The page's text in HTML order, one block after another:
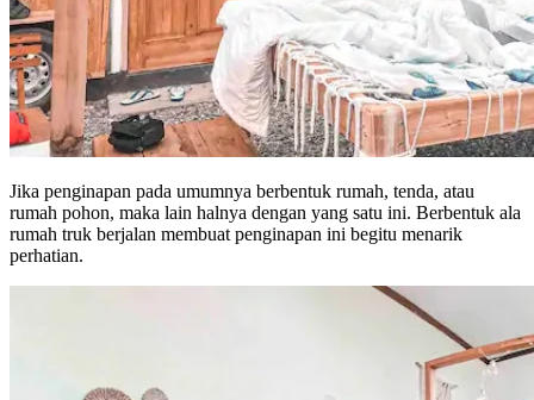
Jika penginapan pada umumnya berbentuk rumah, tenda, atau
rumah pohon, maka lain halnya dengan yang satu ini. Berbentuk ala
rumah truk berjalan membuat penginapan ini begitu menarik
perhatian.